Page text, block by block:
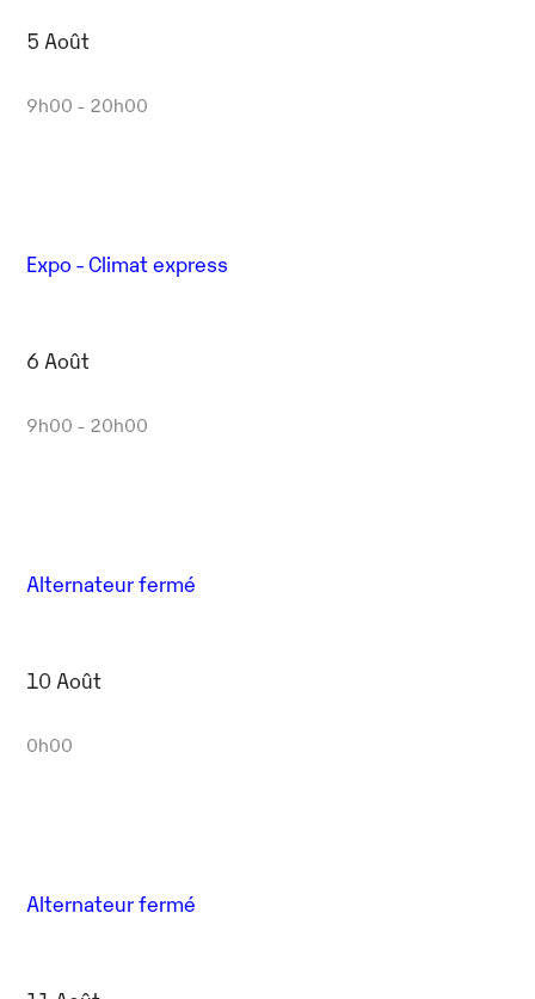
5 Août
9h00 - 20h00
Expo - Climat express
6 Août
9h00 - 20h00
Alternateur fermé
10 Août
0h00
Alternateur fermé